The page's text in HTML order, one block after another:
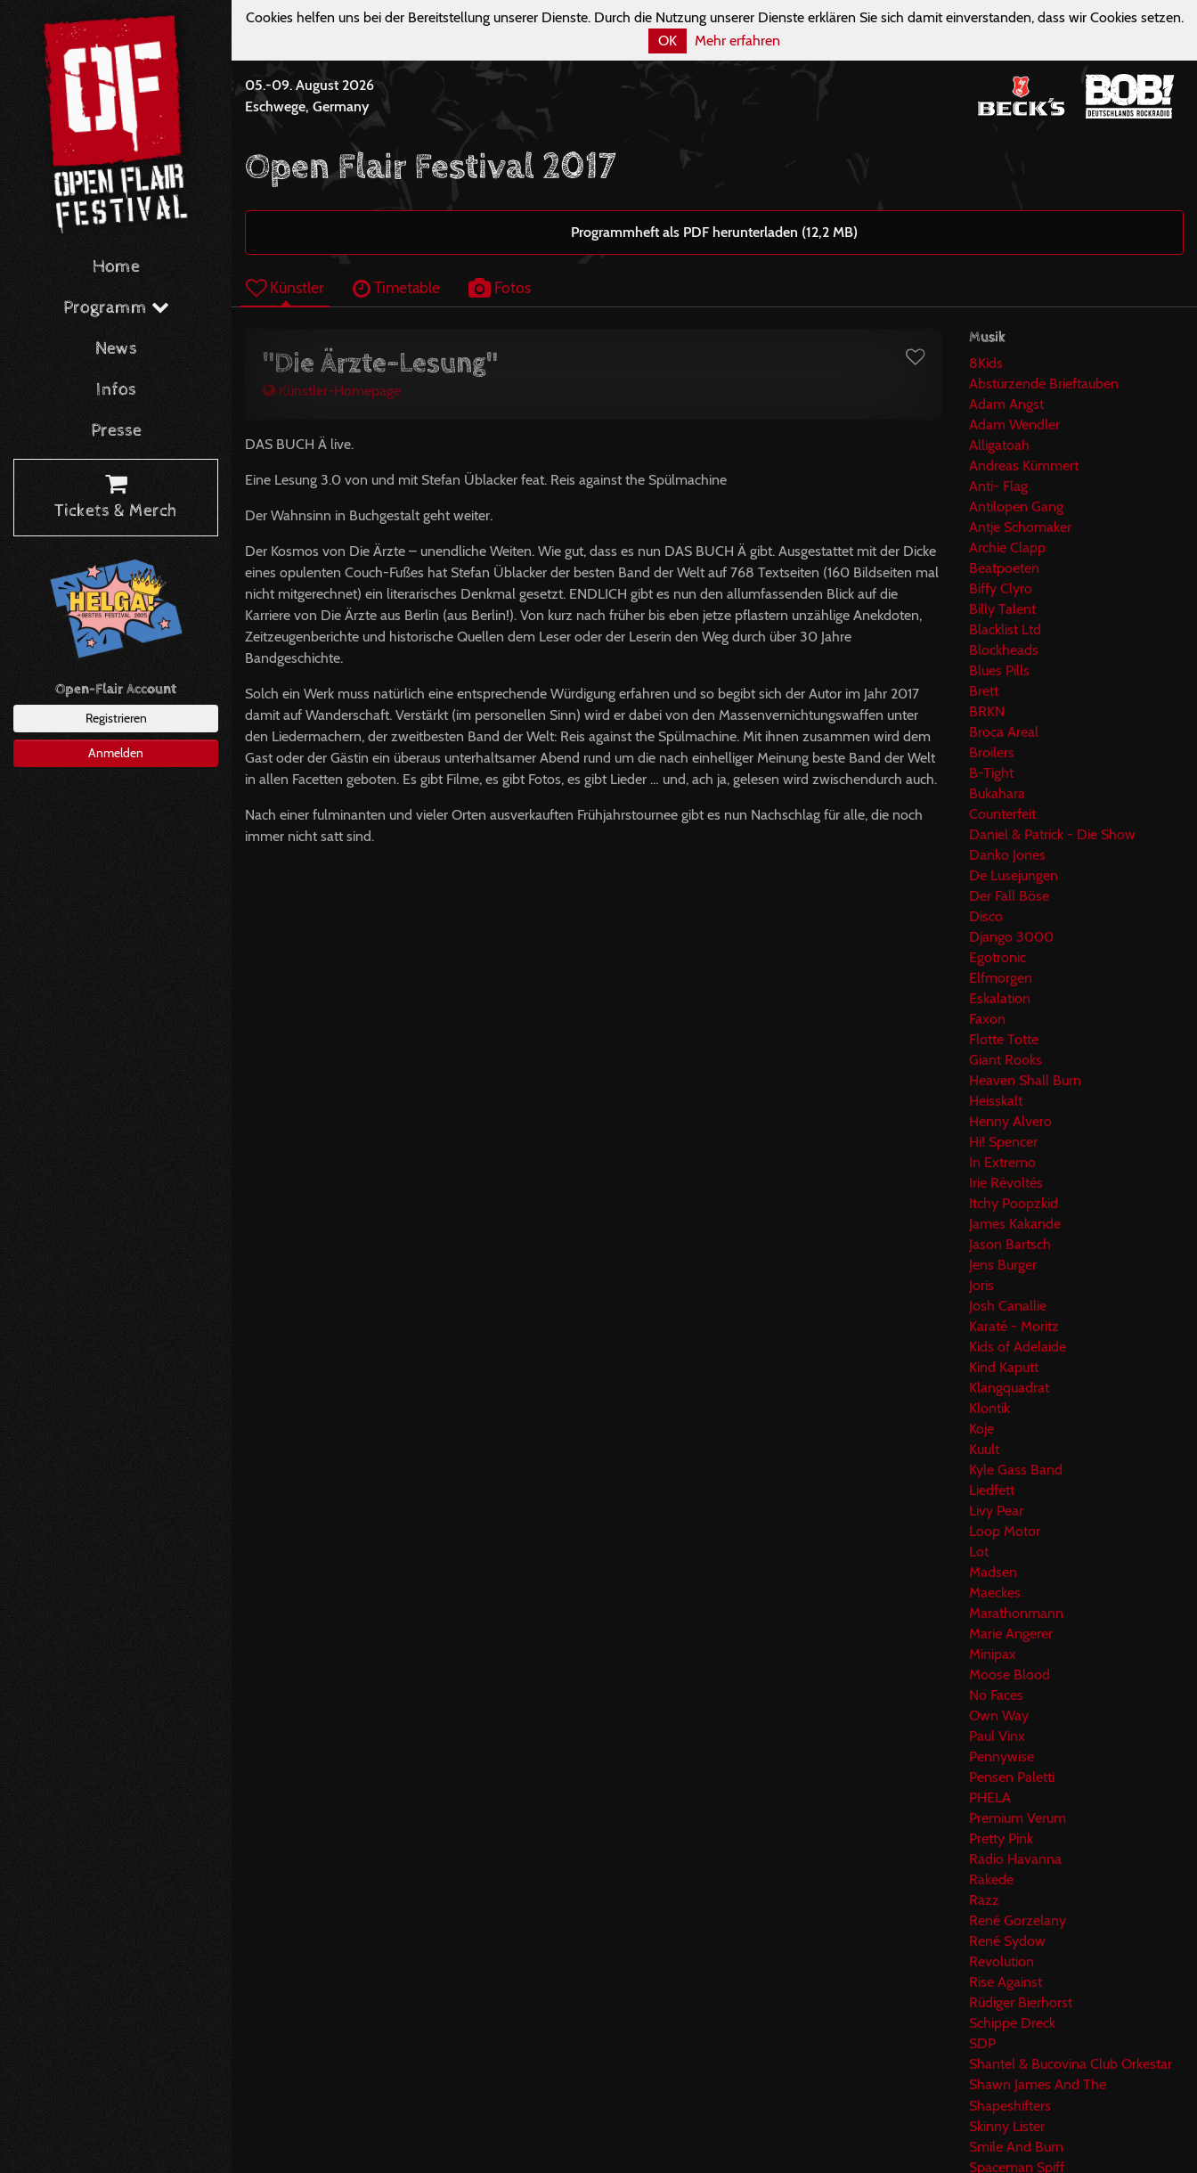
Home
Programm
News
Infos
Presse
Tickets & Merch
Open-Flair Account
Registrieren
Anmelden
Cookies helfen uns bei der Bereitstellung unserer Dienste. Durch die Nutzung unserer Dienste erklären Sie sich damit einverstanden, dass wir Cookies setzen.
OK
Mehr erfahren
05.-09. August 2026
Eschwege, Germany
Open Flair Festival 2017
Programmheft als PDF herunterladen (12,2 MB)
Künstler Timetable Fotos
"Die Ärzte-Lesung"
Künstler-Homepage
DAS BUCH Ä live.
Eine Lesung 3.0 von und mit Stefan Üblacker feat. Reis against the Spülmachine
Der Wahnsinn in Buchgestalt geht weiter.
Der Kosmos von Die Ärzte – unendliche Weiten. Wie gut, dass es nun DAS BUCH Ä gibt. Ausgestattet mit der Dicke
eines opulenten Couch-Fußes hat Stefan Üblacker der besten Band der Welt auf 768 Textseiten (160 Bildseiten mal
nicht mitgerechnet) ein literarisches Denkmal gesetzt. ENDLICH gibt es nun den allumfassenden Blick auf die
Karriere von Die Ärzte aus Berlin (aus Berlin!). Von kurz nach früher bis eben jetze pflastern unzählige Anekdoten,
Zeitzeugenberichte und historische Quellen dem Leser oder der Leserin den Weg durch über 30 Jahre
Bandgeschichte.
Solch ein Werk muss natürlich eine entsprechende Würdigung erfahren und so begibt sich der Autor im Jahr 2017
damit auf Wanderschaft. Verstärkt (im personellen Sinn) wird er dabei von den Massenvernichtungswaffen unter
den Liedermachern, der zweitbesten Band der Welt: Reis against the Spülmachine. Mit ihnen zusammen wird dem
Gast oder der Gästin ein überaus unterhaltsamer Abend rund um die nach einhelliger Meinung beste Band der Welt
in allen Facetten geboten. Es gibt Filme, es gibt Fotos, es gibt Lieder … und, ach ja, gelesen wird zwischendurch auch.
Nach einer fulminanten und vieler Orten ausverkauften Frühjahrstournee gibt es nun Nachschlag für alle, die noch
immer nicht satt sind.
Musik
8Kids
Abstürzende Brieftauben
Adam Angst
Adam Wendler
Alligatoah
Andreas Kümmert
Anti- Flag
Antilopen Gang
Antje Schomaker
Archie Clapp
Beatpoeten
Biffy Clyro
Billy Talent
Blacklist Ltd
Blockheads
Blues Pills
Brett
BRKN
Broca Areal
Broilers
B-Tight
Bukahara
Counterfeit
Daniel & Patrick - Die Show
Danko Jones
De Lusejungen
Der Fall Böse
Disco
Django 3000
Egotronic
Elfmorgen
Eskalation
Faxon
Flotte Totte
Giant Rooks
Heaven Shall Burn
Heisskalt
Henny Alvero
Hi! Spencer
In Extremo
Irie Révoltés
Itchy Poopzkid
James Kakande
Jason Bartsch
Jens Burger
Joris
Josh Canallie
Karaté - Moritz
Kids of Adelaide
Kind Kaputt
Klangquadrat
Klontik
Koje
Kuult
Kyle Gass Band
Liedfett
Livy Pear
Loop Motor
Lot
Madsen
Maeckes
Marathonmann
Marie Angerer
Minipax
Moose Blood
No Faces
Own Way
Paul Vinx
Pennywise
Pensen Paletti
PHELA
Premium Verum
Pretty Pink
Radio Havanna
Rakede
Razz
René Gorzelany
René Sydow
Revolution
Rise Against
Rüdiger Bierhorst
Schippe Dreck
SDP
Shantel & Bucovina Club Orkestar
Shawn James And The
Shapeshifters
Skinny Lister
Smile And Burn
Spaceman Spiff